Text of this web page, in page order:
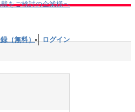
をご検討の企業様へ
（無料） ログイン